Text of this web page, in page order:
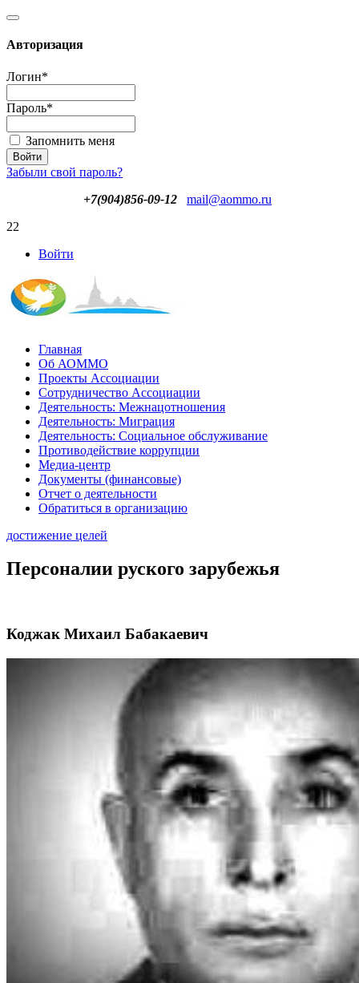
Авторизация
Логин*
Пароль*
Запомнить меня
Забыли свой пароль?
+7(904)856-09-12
mail@aommo.ru
22
Войти
Главная
Об АОММО
Проекты Ассоциации
Сотрудничество Ассоциации
Деятельность: Межнацотношения
Деятельность: Миграция
Деятельность: Социальное обслуживание
Противодействие коррупции
Медиа-центр
Документы (финансовые)
Отчет о деятельности
Обратиться в организацию
достижение целей
Персоналии руского зарубежья
Коджак Михаил Бабакаевич